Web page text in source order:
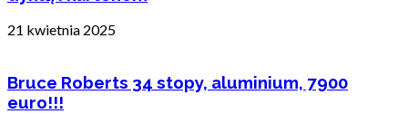
21 kwietnia 2025
Bruce Roberts 34 stopy, aluminium, 7900
euro!!!